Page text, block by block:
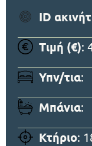
ID
Τιμή (€):
Υπν/τια:
Μπάνια:
Κτήριο: